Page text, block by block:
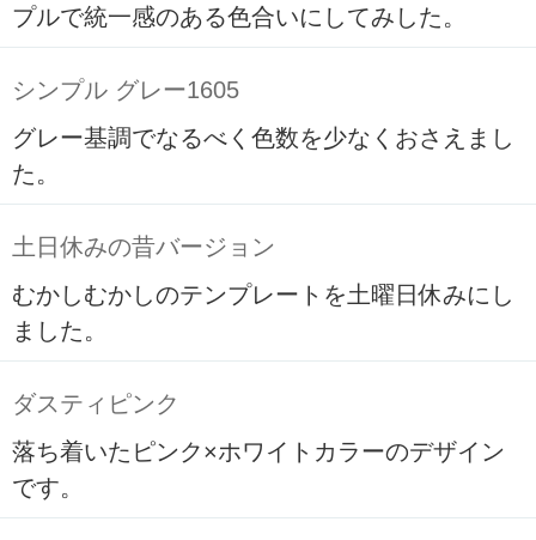
プルで統一感のある色合いにしてみした。
シンプル グレー1605
グレー基調でなるべく色数を少なくおさえまし
た。
土日休みの昔バージョン
むかしむかしのテンプレートを土曜日休みにし
ました。
ダスティピンク
落ち着いたピンク×ホワイトカラーのデザイン
です。